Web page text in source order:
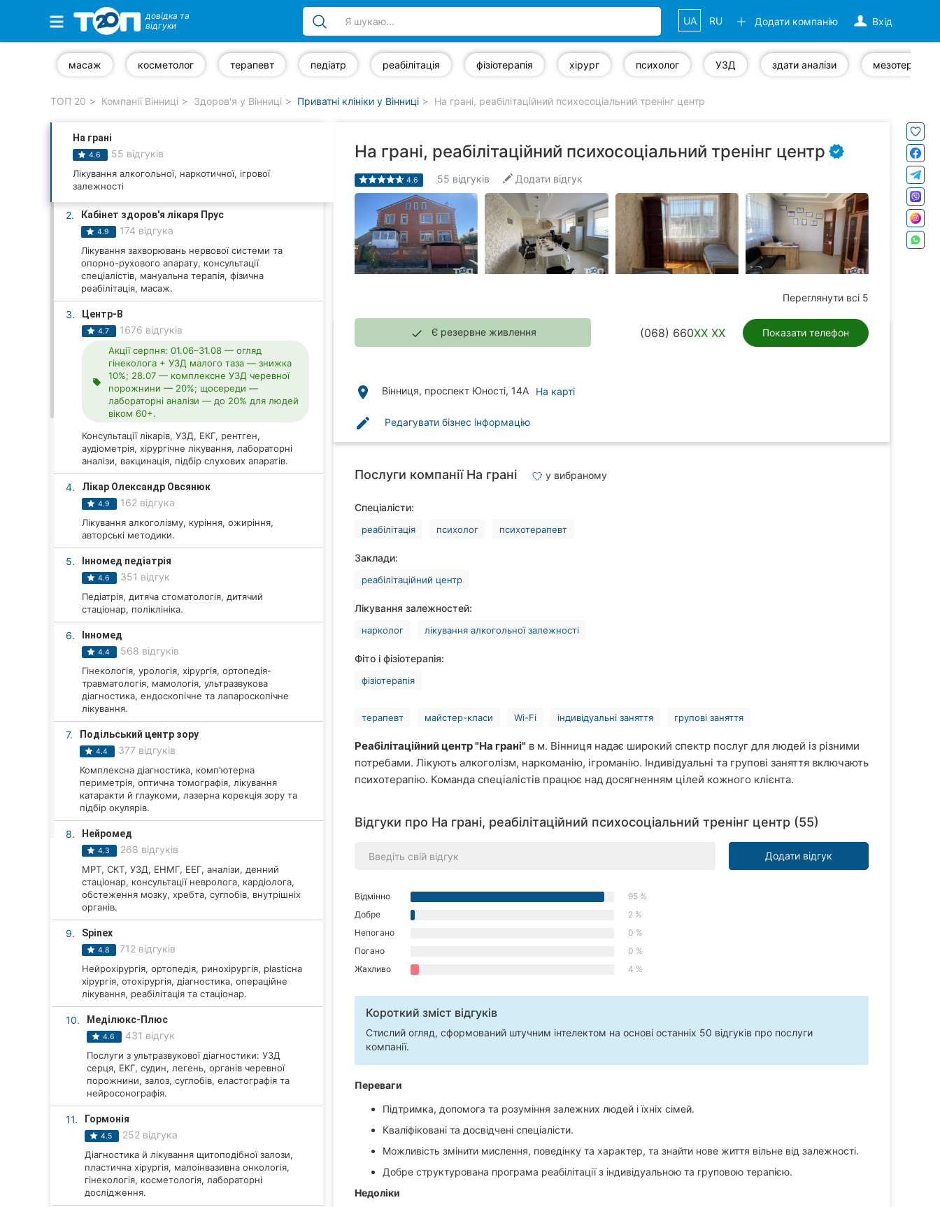
Обрані компанії
Стоматології
Ветеринарні клініки
Приватні клініки
Всі рубрики
Житомир
Кропивницький
Полтава
Чернівці
Івано-Франківськ
довідка та
відгуки
Вхід
Додати компанію
UA RU
масаж косметолог терапевт педіатр реабілітація фізіотерапія хірург психолог УЗД здати аналізи мезотерапія
ТОП 20 Компанії Вінниці Здоров'я у Вінниці Приватні клініки у Вінниці На грані, реабілітаційний психосоціальний тренінг центр
На грані
4.6 55 відгуків
Лікування алкогольної, наркотичної, ігрової
залежності
2. Кабінет здоров'я лікаря Прус
4.9 174 відгука
Лікування захворювань нервової системи та
опорно-рухового апарату, консультації
спеціалістів, мануальна терапія, фізична
реабілітація, масаж.
3. Центр-B
4.7 1676 відгуків
local_offer
Акції серпня: 01.06–31.08 — огляд
гінеколога + УЗД малого таза — знижка
10%; 28.07 — комплексне УЗД черевної
порожнини — 20%; щосереди —
лабораторні аналізи — до 20% для людей
віком 60+.
Консультації лікарів, УЗД, ЕКГ, рентген,
аудіометрія, хірургічне лікування, лабораторні
аналізи, вакцинація, підбір слухових апаратів.
4. Лікар Олександр Овсянюк
4.9 162 відгука
Лікування алкоголізму, куріння, ожиріння,
авторські методики.
5. Інномед педіатрія
4.6 351 відгук
Педіатрія, дитяча стоматологія, дитячий
стаціонар, поліклініка.
6. Інномед
4.4 568 відгуків
Гінекологія, урологія, хірургія, ортопедія-
травматологія, мамологія, ультразвукова
діагностика, ендоскопічне та лапароскопічне
лікування.
7. Подільський центр зору
4.4 377 відгуків
Комплексна діагностика, комп'ютерна
периметрія, оптична томографія, лікування
катаракти й глаукоми, лазерна корекція зору та
підбір окулярів.
8. Нейромед
4.3 268 відгуків
МРТ, СКТ, УЗД, ЕНМГ, ЕЕГ, аналізи, денний
стаціонар, консультації невролога, кардіолога,
обстеження мозку, хребта, суглобів, внутрішніх
органів.
9. Spinex
4.8 712 відгуків
Нейрохірургія, ортопедія, ринохірургія, plasticна
хірургія, отохірургія, діагностика, операційне
лікування, реабілітація та стаціонар.
10. Меділюкс-Плюс
4.6 431 відгук
Послуги з ультразвукової діагностики: УЗД
серця, ЕКГ, судин, легень, органів черевної
порожнини, залоз, суглобів, еластографія та
нейросонографія.
11. Гормонія
4.5 252 відгука
Діагностика й лікування щитоподібної залози,
пластична хірургія, малоінвазивна онкологія,
гінекологія, косметологія, лабораторні
дослідження.
На грані, реабілітаційний психосоціальний тренінг центр
4.6 55 відгуків Додати відгук
Переглянути всі 5
done Є резервне живлення (068) 660XX XX Показати телефон
place Вінниця, проспект Юності, 14А На карті
edit Редагувати бізнес інформацію
Послуги компанії На грані у вибраному
Спеціалісти:
реабілітація психолог психотерапевт
Заклади:
реабілітаційний центр
Лікування залежностей:
нарколог лікування алкогольної залежності
Фіто і фізіотерапія:
фізіотерапія
терапевт майстер-класи Wi-Fi індивідуальні заняття групові заняття
Реабілітаційний центр "На грані" в м. Вінниця надає широкий спектр послуг для людей із різними
потребами. Лікують алкоголізм, наркоманію, ігроманію. Індивідуальні та групові заняття включають
психотерапію. Команда спеціалістів працює над досягненням цілей кожного клієнта.
Відгуки про На грані, реабілітаційний психосоціальний тренінг центр (55)
Додати відгук
Відмінно
95 %
Добре
2 %
Непогано
0 %
Погано
0 %
Жахливо
4 %
Короткий зміст відгуків
Стислий огляд, сформований штучним інтелектом на основі останніх 50 відгуків про послуги
компанії.
Переваги
Підтримка, допомога та розуміння залежних людей і їхніх сімей.
Кваліфіковані та досвідчені спеціалісти.
Можливість змінити мислення, поведінку та характер, та знайти нове життя вільне від залежності.
Добре структурована програма реабілітації з індивідуальною та груповою терапією.
Недоліки